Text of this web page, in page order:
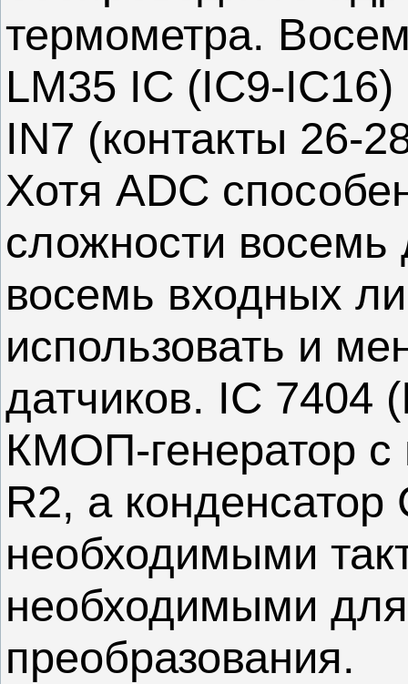
термометра.
LM35 IC (IC9-
IN7 (контакты 26-
Хотя ADC
сложности восемь
восемь входных
использовать и
датчиков. IC 7404
КМОП-генератор
R2, а конденсатор
необходимыми
необходимыми
преобразования.